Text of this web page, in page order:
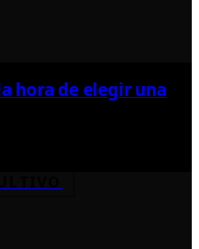
hora de elegir una